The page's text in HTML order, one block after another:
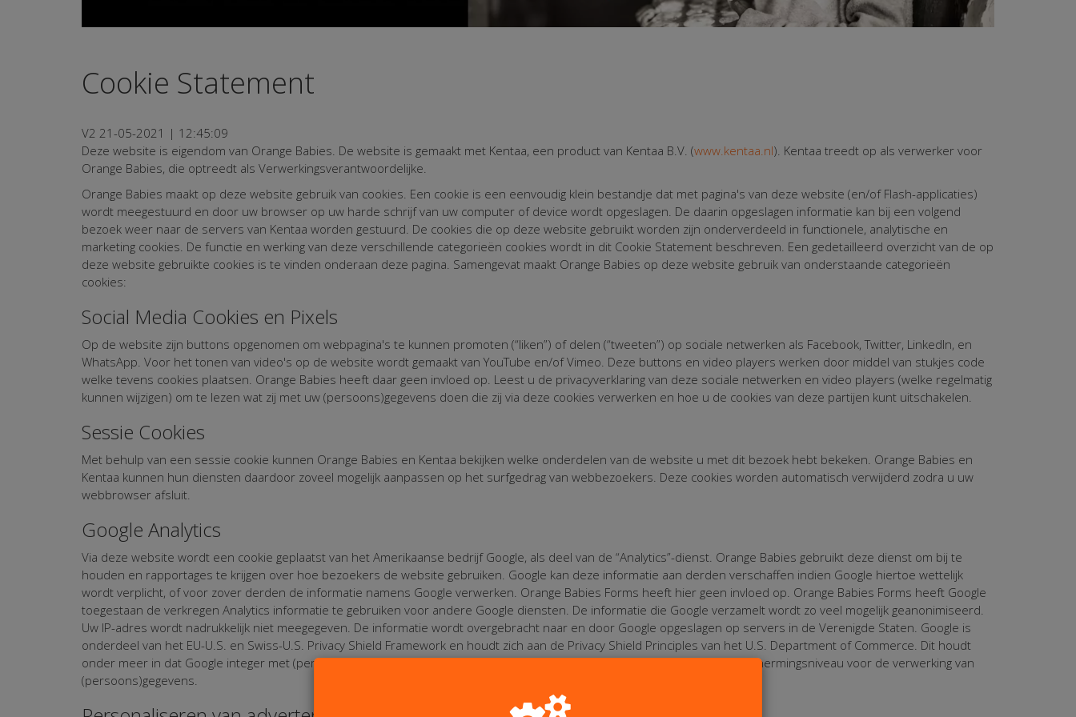
Cookie Statement
V2 21-05-2021 | 12:45:09
Deze website is eigendom van Orange Babies. De website is gemaakt met Kentaa, een product van Kentaa B.V. (www.kentaa.nl). Kentaa treedt op als verwerker voor
Orange Babies, die optreedt als Verwerkingsverantwoordelijke.
Orange Babies maakt op deze website gebruik van cookies. Een cookie is een eenvoudig klein bestandje dat met pagina's van deze website (en/of Flash-applicaties)
wordt meegestuurd en door uw browser op uw harde schrijf van uw computer of device wordt opgeslagen. De daarin opgeslagen informatie kan bij een volgend
bezoek weer naar de servers van Kentaa worden gestuurd. De cookies die op deze website gebruikt worden zijn onderverdeeld in functionele, analytische en
marketing cookies. De functie en werking van deze verschillende categorieën cookies wordt in dit Cookie Statement beschreven. Een gedetailleerd overzicht van de op
deze website gebruikte cookies is te vinden onderaan deze pagina. Samengevat maakt Orange Babies op deze website gebruik van onderstaande categorieën
cookies:
Social Media Cookies en Pixels
Op de website zijn buttons opgenomen om webpagina's te kunnen promoten (“liken”) of delen (“tweeten”) op sociale netwerken als Facebook, Twitter, LinkedIn, en
WhatsApp. Voor het tonen van video's op de website wordt gemaakt van YouTube en/of Vimeo. Deze buttons en video players werken door middel van stukjes code
welke tevens cookies plaatsen. Orange Babies heeft daar geen invloed op. Leest u de privacyverklaring van deze sociale netwerken en video players (welke regelmatig
kunnen wijzigen) om te lezen wat zij met uw (persoons)gegevens doen die zij via deze cookies verwerken en hoe u de cookies van deze partijen kunt uitschakelen.
Sessie Cookies
Met behulp van een sessie cookie kunnen Orange Babies en Kentaa bekijken welke onderdelen van de website u met dit bezoek hebt bekeken. Orange Babies en
Kentaa kunnen hun diensten daardoor zoveel mogelijk aanpassen op het surfgedrag van webbezoekers. Deze cookies worden automatisch verwijderd zodra u uw
webbrowser afsluit.
Google Analytics
Via deze website wordt een cookie geplaatst van het Amerikaanse bedrijf Google, als deel van de “Analytics”-dienst. Orange Babies gebruikt deze dienst om bij te
houden en rapportages te krijgen over hoe bezoekers de website gebruiken. Google kan deze informatie aan derden verschaffen indien Google hiertoe wettelijk
wordt verplicht, of voor zover derden de informatie namens Google verwerken. Orange Babies Forms heeft hier geen invloed op. Orange Babies Forms heeft Google
toegestaan de verkregen Analytics informatie te gebruiken voor andere Google diensten. De informatie die Google verzamelt wordt zo veel mogelijk geanonimiseerd.
Uw IP-adres wordt nadrukkelijk niet meegegeven. De informatie wordt overgebracht naar en door Google opgeslagen op servers in de Verenigde Staten. Google is
onderdeel van het EU-U.S. en Swiss-U.S. Privacy Shield Framework en houdt zich aan de Privacy Shield Principles van het U.S. Department of Commerce. Dit houdt
onder meer in dat Google integer met (persoons)gegevens omgaat en dat er sprake is van een passend en adequaat beschermingsniveau voor de verwerking van
(persoons)gegevens.